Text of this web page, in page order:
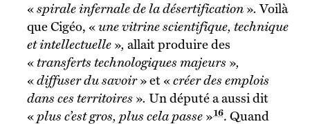
«spirale infernale de la désertification ». Voilà
que Cigéo, «une vitrine scientifique, technique
et intellectuelle », allait produire des
« transferts technologiques majeurs »,
«diffuser du savoir» et «créer des emplois
dans ces territoires ». Un député a aussi dit
«plus c’est gros, plus cela passe »16. Quand